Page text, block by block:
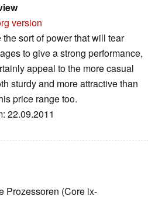
version
sort of power that will tear
to give a strong performance,
appeal to the more casual
sturdy and more attractive than
price range too.
22.09.2011
Prozessoren (Core ix-